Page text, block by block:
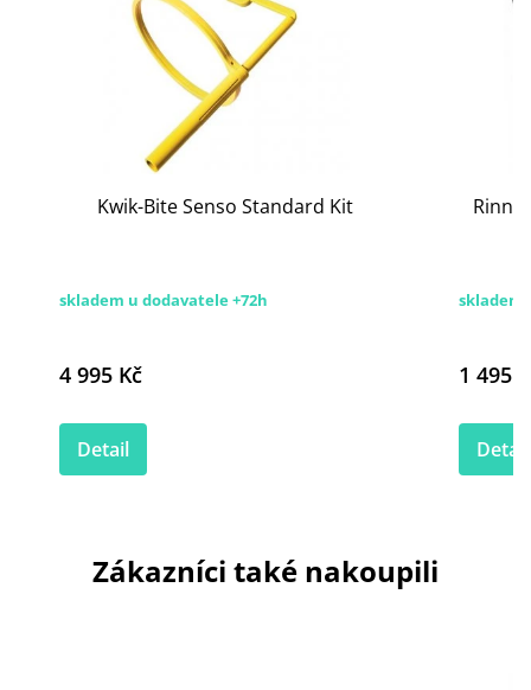
Kwik-Bite Senso Standard Kit
skladem u dodavatele +72h
4 995 Kč
Detail
Rinn®
skladem
1 495
Detail
Zákazníci také nakoupili